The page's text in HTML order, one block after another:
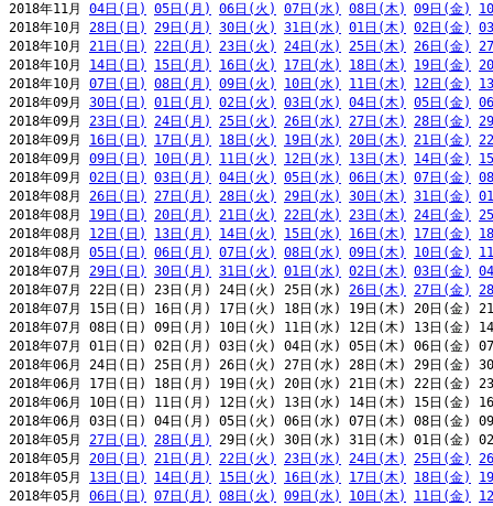
2018年11月 04日(日) 05日(月) 06日(火) 07日(水) 08日(木) 09日(金)
2018年10月 28日(日) 29日(月) 30日(火) 31日(水) 01日(木) 02日(金)
2018年10月 21日(日) 22日(月) 23日(火) 24日(水) 25日(木) 26日(金)
2018年10月 14日(日) 15日(月) 16日(火) 17日(水) 18日(木) 19日(金)
2018年10月 07日(日) 08日(月) 09日(火) 10日(水) 11日(木) 12日(金)
2018年09月 30日(日) 01日(月) 02日(火) 03日(水) 04日(木) 05日(金)
2018年09月 23日(日) 24日(月) 25日(火) 26日(水) 27日(木) 28日(金)
2018年09月 16日(日) 17日(月) 18日(火) 19日(水) 20日(木) 21日(金)
2018年09月 09日(日) 10日(月) 11日(火) 12日(水) 13日(木) 14日(金)
2018年09月 02日(日) 03日(月) 04日(火) 05日(水) 06日(木) 07日(金)
2018年08月 26日(日) 27日(月) 28日(火) 29日(水) 30日(木) 31日(金)
2018年08月 19日(日) 20日(月) 21日(火) 22日(水) 23日(木) 24日(金)
2018年08月 12日(日) 13日(月) 14日(火) 15日(水) 16日(木) 17日(金)
2018年08月 05日(日) 06日(月) 07日(火) 08日(水) 09日(木) 10日(金)
2018年07月 29日(日) 30日(月) 31日(火) 01日(水) 02日(木) 03日(金)
2018年07月 22日(日) 23日(月) 24日(火) 25日(水) 26日(木) 27日(金)
2018年07月 15日(日) 16日(月) 17日(火) 18日(水) 19日(木) 20日(金)
2018年07月 08日(日) 09日(月) 10日(火) 11日(水) 12日(木) 13日(金)
2018年07月 01日(日) 02日(月) 03日(火) 04日(水) 05日(木) 06日(金)
2018年06月 24日(日) 25日(月) 26日(火) 27日(水) 28日(木) 29日(金)
2018年06月 17日(日) 18日(月) 19日(火) 20日(水) 21日(木) 22日(金)
2018年06月 10日(日) 11日(月) 12日(火) 13日(水) 14日(木) 15日(金)
2018年06月 03日(日) 04日(月) 05日(火) 06日(水) 07日(木) 08日(金)
2018年05月 27日(日) 28日(月)
29日(火) 30日(水) 31日(木) 01日(金)
2018年05月 20日(日) 21日(月) 22日(火) 23日(水) 24日(木) 25日(金)
2018年05月 13日(日) 14日(月) 15日(火) 16日(水) 17日(木) 18日(金)
2018年05月 06日(日) 07日(月) 08日(火) 09日(水) 10日(木) 11日(金)